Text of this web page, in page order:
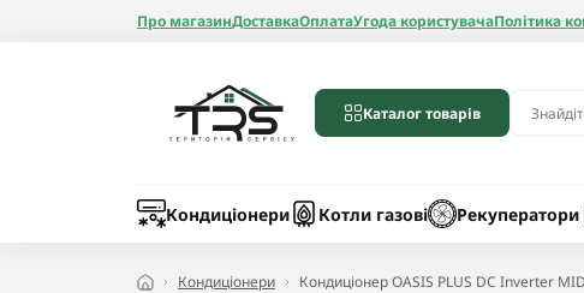
Про магазинДоставкаОплатаУгода користувачаПолітика
Каталог товарів
Кондиціонери Котли газові Рекуператори
Кондиціонери Кондиціонер OASIS PLUS DC Inverter